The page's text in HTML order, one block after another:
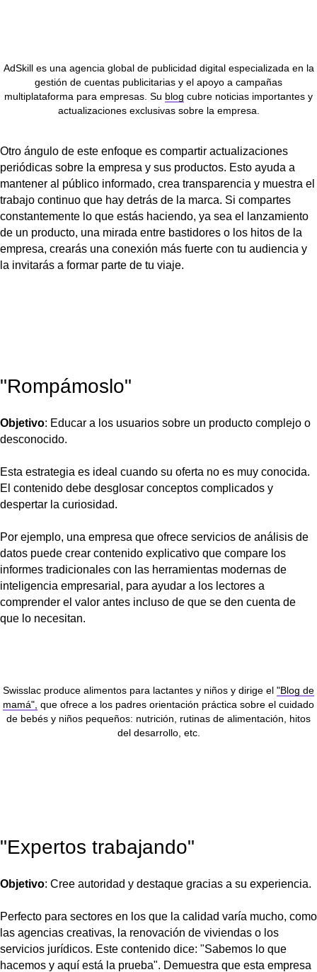
AdSkill es una agencia global de publicidad digital especializada en la
gestión de cuentas publicitarias y el apoyo a campañas
multiplataforma para empresas. Su blog cubre noticias importantes y
actualizaciones exclusivas sobre la empresa.
Otro ángulo de este enfoque es compartir actualizaciones
periódicas sobre la empresa y sus productos. Esto ayuda a
mantener al público informado, crea transparencia y muestra el
trabajo continuo que hay detrás de la marca. Si compartes
constantemente lo que estás haciendo, ya sea el lanzamiento
de un producto, una mirada entre bastidores o los hitos de la
empresa, crearás una conexión más fuerte con tu audiencia y
la invitarás a formar parte de tu viaje.
"Rompámoslo"
Objetivo: Educar a los usuarios sobre un producto complejo o
desconocido.
Esta estrategia es ideal cuando su oferta no es muy conocida.
El contenido debe desglosar conceptos complicados y
despertar la curiosidad.
Por ejemplo, una empresa que ofrece servicios de análisis de
datos puede crear contenido explicativo que compare los
informes tradicionales con las herramientas modernas de
inteligencia empresarial, para ayudar a los lectores a
comprender el valor antes incluso de que se den cuenta de
que lo necesitan.
Swisslac produce alimentos para lactantes y niños y dirige el "Blog de
mamá", que ofrece a los padres orientación práctica sobre el cuidado
de bebés y niños pequeños: nutrición, rutinas de alimentación, hitos
del desarrollo, etc.
"Expertos trabajando"
Objetivo: Cree autoridad y destaque gracias a su experiencia.
Perfecto para sectores en los que la calidad varía mucho, como
las agencias creativas, la renovación de viviendas o los
servicios jurídicos. Este contenido dice: "Sabemos lo que
hacemos y aquí está la prueba". Demuestra que esta empresa